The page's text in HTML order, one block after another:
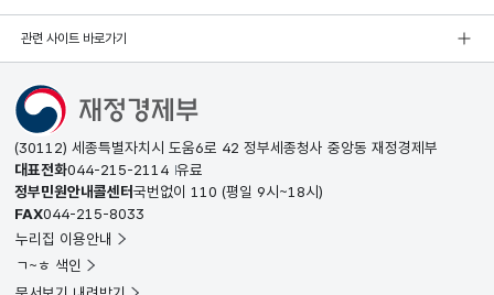
관련 사이트 바로가기
(30112) 세종특별자치시 도움6로 42 정부세종청사 중앙동 재정경제부
대표전화044-215-2114 유료
정부민원안내콜센터국번없이 110 (평일 9시~18시)
FAX044-215-8033
누리집 이용안내
ㄱ~ㅎ 색인